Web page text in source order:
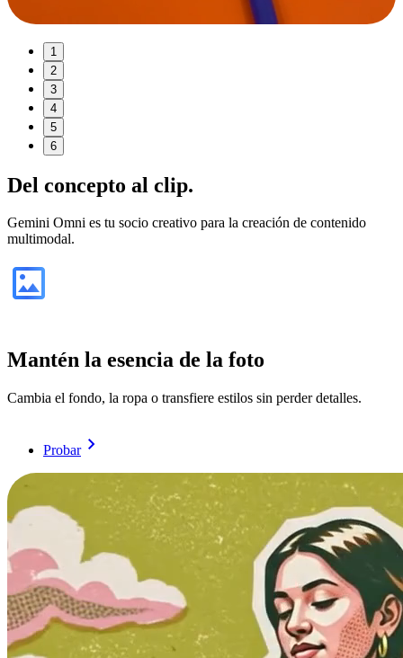
1
2
3
4
5
6
Del concepto al clip.
Gemini Omni es tu socio creativo para la creación de contenido
multimodal.
Mantén la esencia de la foto
Cambia el fondo, la ropa o transfiere estilos sin perder detalles.
Probar